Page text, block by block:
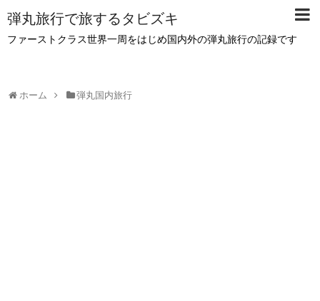
弾丸旅行で旅するタビズキ
ファーストクラス世界一周をはじめ国内外の弾丸旅行の記録です
ホーム 弾丸国内旅行